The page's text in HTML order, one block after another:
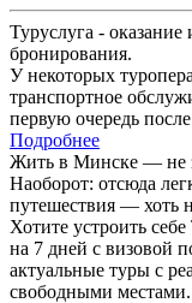
Туруслуга -
бронирования.
У некоторых
транспортное
первую очередь
Подробнее
Жить в Минске — не
Наоборот: отсюда
путешествия — хоть
Хотите устроить
на 7 дней с визовой
актуальные туры с
свободными местами.